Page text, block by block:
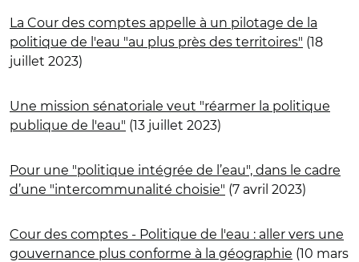
La Cour des comptes appelle à un pilotage de la
politique de l'eau "au plus près des territoires" (18
juillet 2023)
Une mission sénatoriale veut "réarmer la politique
publique de l'eau" (13 juillet 2023)
Pour une "politique intégrée de l’eau", dans le cadre
d’une "intercommunalité choisie" (7 avril 2023)
Cour des comptes - Politique de l'eau : aller vers une
gouvernance plus conforme à la géographie (10 mars